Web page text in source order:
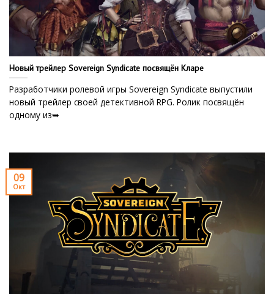
Новый трейлер Sovereign Syndicate посвящён Кларе
Разработчики ролевой игры Sovereign Syndicate выпустили
новый трейлер своей детективной RPG. Ролик посвящён
одному из➥
09
Окт